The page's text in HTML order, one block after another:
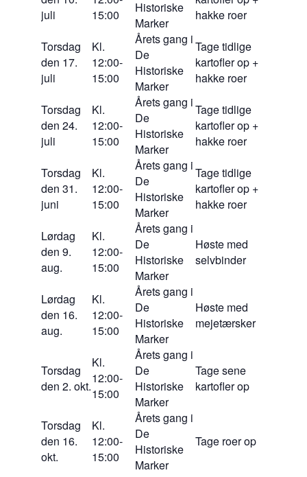
juli
15:00
Historiske
Marker
hakke roer
Torsdag
den 17.
juli
Kl.
12:00-
15:00
Årets gang i
De
Historiske
Marker
Tage tidlige
kartofler op +
hakke roer
Torsdag
den 24.
juli
Kl.
12:00-
15:00
Årets gang i
De
Historiske
Marker
Tage tidlige
kartofler op +
hakke roer
Torsdag
den 31.
juni
Kl.
12:00-
15:00
Årets gang i
De
Historiske
Marker
Tage tidlige
kartofler op +
hakke roer
Lørdag
den 9.
aug.
Kl.
12:00-
15:00
Årets gang i
De
Historiske
Marker
Høste med
selvbinder
Lørdag
den 16.
aug.
Kl.
12:00-
15:00
Årets gang i
De
Historiske
Marker
Høste med
mejetærsker
Torsdag
den 2. okt.
Kl.
12:00-
15:00
Årets gang i
De
Historiske
Marker
Tage sene
kartofler op
Torsdag
den 16.
okt.
Kl.
12:00-
15:00
Årets gang i
De
Historiske
Marker
Tage roer op